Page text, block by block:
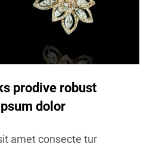
prodive robust
dolor
amet consecte tur